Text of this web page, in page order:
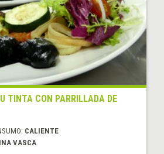
TINTA CON PARRILLADA DE
CALIENTE
VASCA